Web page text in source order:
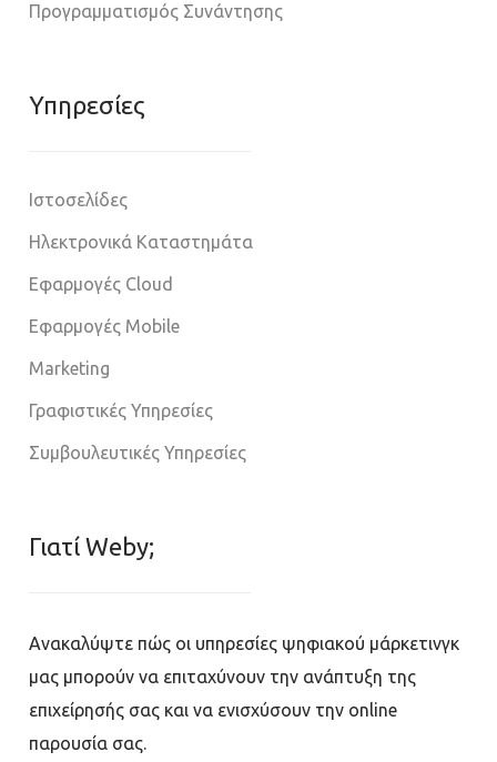
Προγραμματισμός Συνάντησης
Υπηρεσίες
Ιστοσελίδες
Ηλεκτρονικά Καταστημάτα
Εφαρμογές Cloud
Εφαρμογές Mobile
Marketing
Γραφιστικές Υπηρεσίες
Συμβουλευτικές Υπηρεσίες
Γιατί Weby;
Ανακαλύψτε πώς οι υπηρεσίες ψηφιακού μάρκετινγκ
μας μπορούν να επιταχύνουν την ανάπτυξη της
επιχείρησής σας και να ενισχύσουν την online
παρουσία σας.